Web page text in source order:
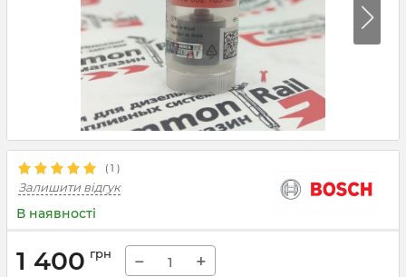
( 1 )
Залишити відгук
В наявності
1 400 грн − +